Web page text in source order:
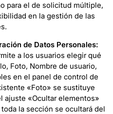
para el de solicitud múltiple,
en la gestión de las
de Datos Personales:
a los usuarios elegir qué
Foto, Nombre de usuario,
en el panel de control de
«Foto» se sustituye
ajuste «Ocultar elementos»
la sección se ocultará del